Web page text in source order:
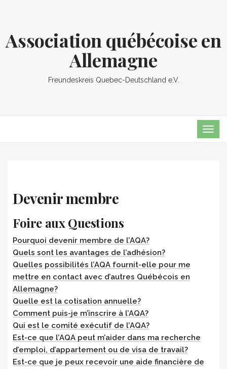
Association québécoise en
Allemagne
Freundeskreis Quebec-Deutschland e.V.
Devenir membre
Foire aux Questions
Pourquoi devenir membre de l’AQA?
Quels sont les avantages de l’adhésion?
Quelles possibilités l’AQA fournit-elle pour me
mettre en contact avec d’autres Québécois en
Allemagne?
Quelle est la cotisation annuelle?
Comment puis-je m’inscrire à l’AQA?
Qui est le comité exécutif de l’AQA?
Est-ce que l’AQA peut m’aider dans ma recherche
d’emploi, d’appartement ou de visa de travail?
Est-ce que je peux recevoir une aide financière de